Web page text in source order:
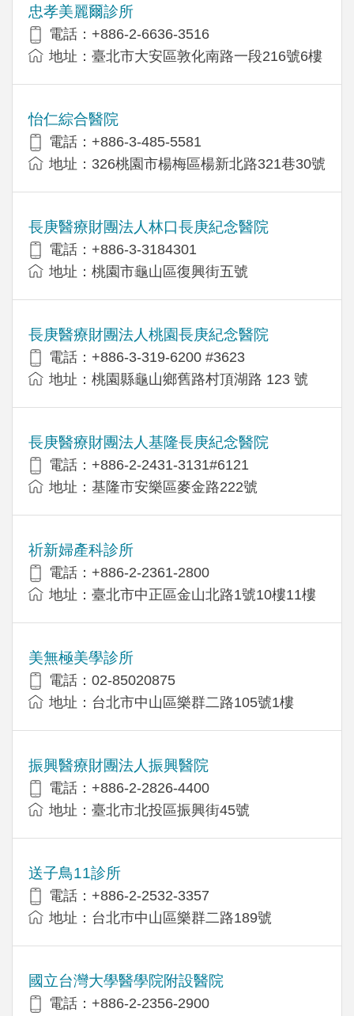
忠孝美麗爾診所
電話：+886-2-6636-3516
地址：臺北市大安區敦化南路一段216號6樓
怡仁綜合醫院
電話：+886-3-485-5581
地址：326桃園市楊梅區楊新北路321巷30號
長庚醫療財團法人林口長庚紀念醫院
電話：+886-3-3184301
地址：桃園市龜山區復興街五號
長庚醫療財團法人桃園長庚紀念醫院
電話：+886-3-319-6200 #3623
地址：桃園縣龜山鄉舊路村頂湖路 123 號
長庚醫療財團法人基隆長庚紀念醫院
電話：+886-2-2431-3131#6121
地址：基隆市安樂區麥金路222號
祈新婦產科診所
電話：+886-2-2361-2800
地址：臺北市中正區金山北路1號10樓11樓
美無極美學診所
電話：02-85020875
地址：台北市中山區樂群二路105號1樓
振興醫療財團法人振興醫院
電話：+886-2-2826-4400
地址：臺北市北投區振興街45號
送子鳥11診所
電話：+886-2-2532-3357
地址：台北巿中山區樂群二路189號
國立台灣大學醫學院附設醫院
電話：+886-2-2356-2900